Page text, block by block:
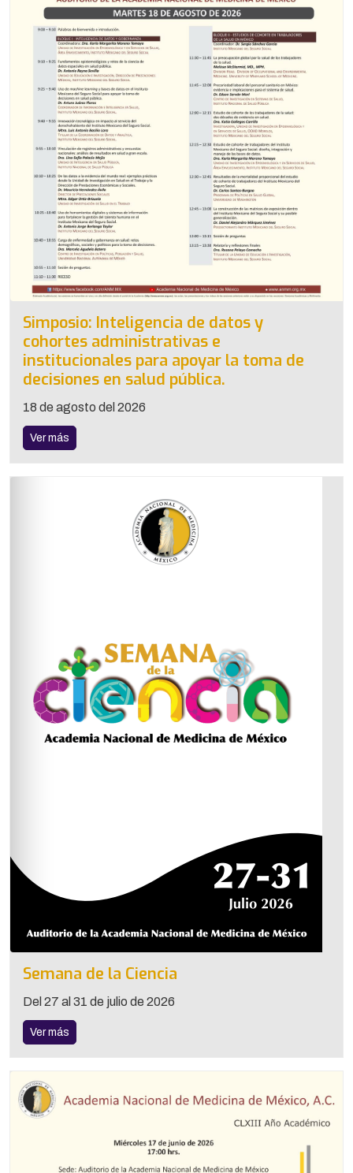
Simposio: Inteligencia de datos y
cohortes administrativas e
institucionales para apoyar la toma de
decisiones en salud pública.
18 de agosto del 2026
Ver más
Semana de la Ciencia
Del 27 al 31 de julio de 2026
Ver más